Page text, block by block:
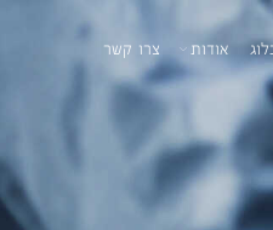
אודות צרו קשר